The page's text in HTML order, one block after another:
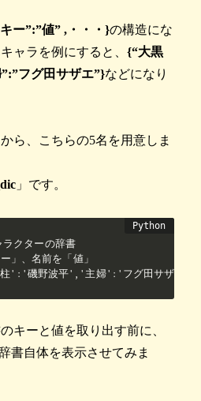
ー”:”値” ,・・・}の構造にな
ャラを例にすると、{“大黒
フグ田サザエ”}などになり
ら、こちらの5名を用意しま
」です。
ラクターの辞書
」、名前を「値」
柱':'磯野波平','主婦':'フグ田サザ
キーと値を取り出す前に、
書自体を表示させてみま